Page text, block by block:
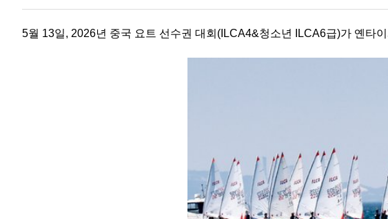
5월 13일, 2026년 중국 요트 선수권 대회(ILCA4&청소년 ILCA6급)가 옌타